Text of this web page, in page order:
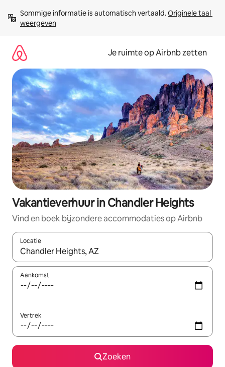
direct
naar
Sommige informatie is automatisch vertaald. Originele taal
weergeven
Je ruimte op Airbnb zetten
Vakantieverhuur in Chandler Heights
Vind en boek bijzondere accommodaties op Airbnb
Locatie
Wanneer er suggesties beschikbaar zijn, maak je een keuze
Aankomst
Vertrek
Zoeken